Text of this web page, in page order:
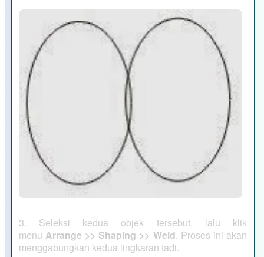
3. Seleksi kedua objek tersebut, lalu klik
menu Arrange >> Shaping >> Weld. Proses ini akan
menggabungkan kedua lingkaran tadi.